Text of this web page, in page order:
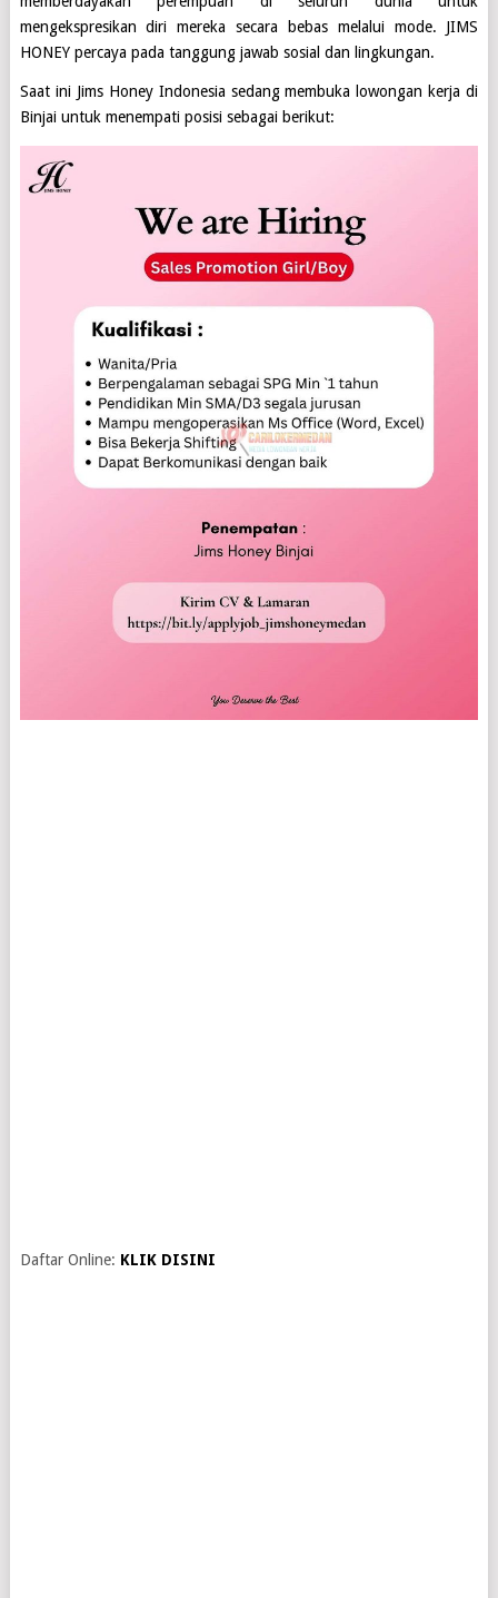
mengekspresikan diri mereka secara bebas melalui mode. JIMS
HONEY percaya pada tanggung jawab sosial dan lingkungan.
Saat ini Jims Honey Indonesia sedang membuka lowongan kerja di
Binjaiuntuk menempati posisi sebagai berikut:
Daftar Online: KLIK DISINI